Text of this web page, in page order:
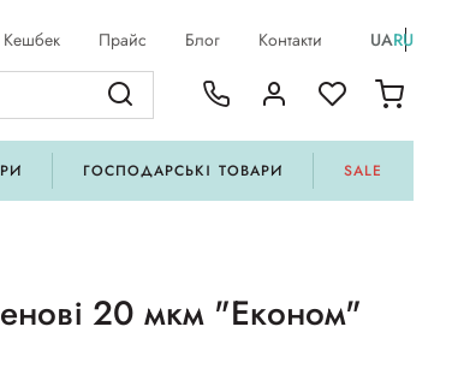
Кешбек Прайс Блог Контакти UARU
ГОСПОДАРСЬКІ ТОВАРИ SALE
20 мкм "Економ"